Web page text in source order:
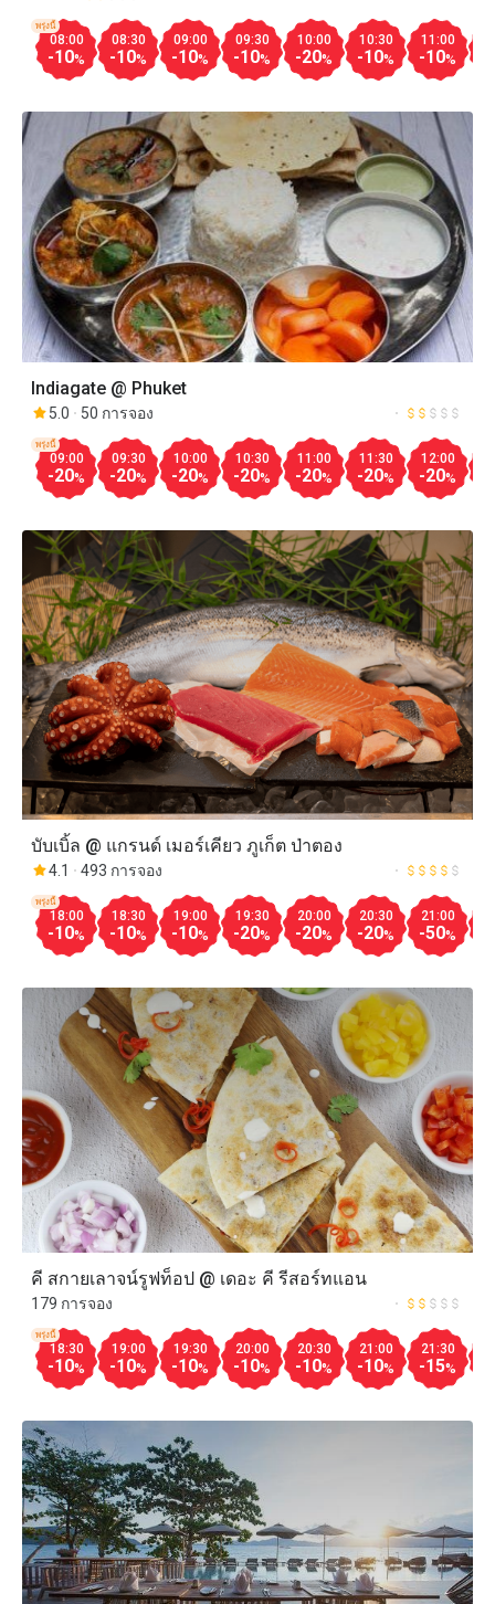
08:00
-10%
พรุ่งนี้
08:30
-10%
09:00
-10%
09:30
-10%
10:00
-20%
10:30
-10%
11:00
-10%
Indiagate @ Phuket
5.0 50 การจอง
09:00
-20%
พรุ่งนี้
09:30
-20%
10:00
-20%
10:30
-20%
11:00
-20%
11:30
-20%
12:00
-20%
บับเบิ้ล @ แกรนด์ เมอร์เคียว ภูเก็ต ป่าตอง
4.1 493 การจอง
18:00
-10%
พรุ่งนี้
18:30
-10%
19:00
-10%
19:30
-20%
20:00
-20%
20:30
-20%
21:00
-50%
คี สกายเลาจน์รูฟท็อป @ เดอะ คี รีสอร์ทแอน
179 การจอง
18:30
-10%
พรุ่งนี้
19:00
-10%
19:30
-10%
20:00
-10%
20:30
-10%
21:00
-10%
21:30
-15%